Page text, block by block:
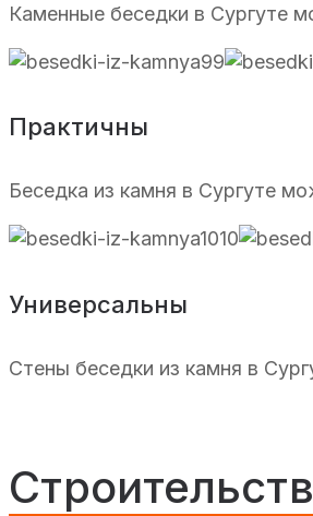
Каменные беседки в Сургуте
Практичны
Беседка из камня в Сургуте
Универсальны
Стены беседки из камня в